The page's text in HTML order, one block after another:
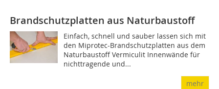
Brandschutzplatten aus Naturbaustoff
Einfach, schnell und sauber lassen sich mit
den Miprotec-Brandschutzplatten aus dem
Naturbaustoff Vermiculit Innenwände für
nichttragende und...
mehr